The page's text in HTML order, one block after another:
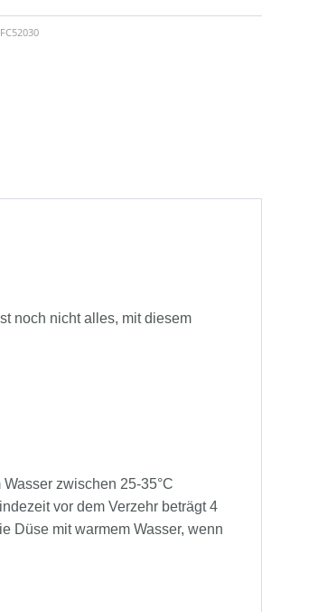
FC52030
noch nicht alles, mit diesem
zwischen 25-35°C
vor dem Verzehr beträgt 4
Düse mit warmem Wasser, wenn